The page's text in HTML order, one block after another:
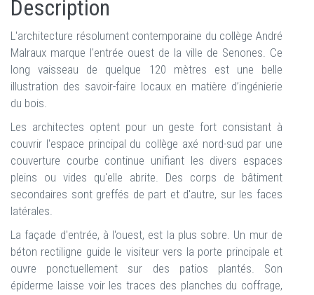
Description
L'architecture résolument contemporaine du collège André
Malraux marque l'entrée ouest de la ville de Senones. Ce
long vaisseau de quelque 120 mètres est une belle
illustration des savoir-faire locaux en matière d’ingénierie
du bois.
Les architectes optent pour un geste fort consistant à
couvrir l'espace principal du collège axé nord-sud par une
couverture courbe continue unifiant les divers espaces
pleins ou vides qu'elle abrite. Des corps de bâtiment
secondaires sont greffés de part et d'autre, sur les faces
latérales.
La façade d'entrée, à l'ouest, est la plus sobre. Un mur de
béton rectiligne guide le visiteur vers la porte principale et
ouvre ponctuellement sur des patios plantés. Son
épiderme laisse voir les traces des planches du coffrage,